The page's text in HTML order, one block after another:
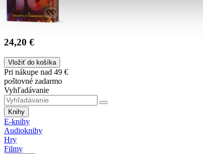
24,20 €
Vložiť do košíka
Pri nákupe nad 49 €
poštovné zadarmo
Vyhľadávanie
Knihy
E-knihy
Audioknihy
Hry
Filmy